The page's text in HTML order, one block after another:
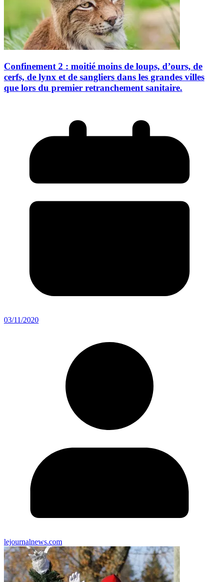
Confinement 2 : moitié moins de loups, d’ours, de
cerfs, de lynx et de sangliers dans les grandes villes
que lors du premier retranchement sanitaire.
03/11/2020
lejournalnews.com